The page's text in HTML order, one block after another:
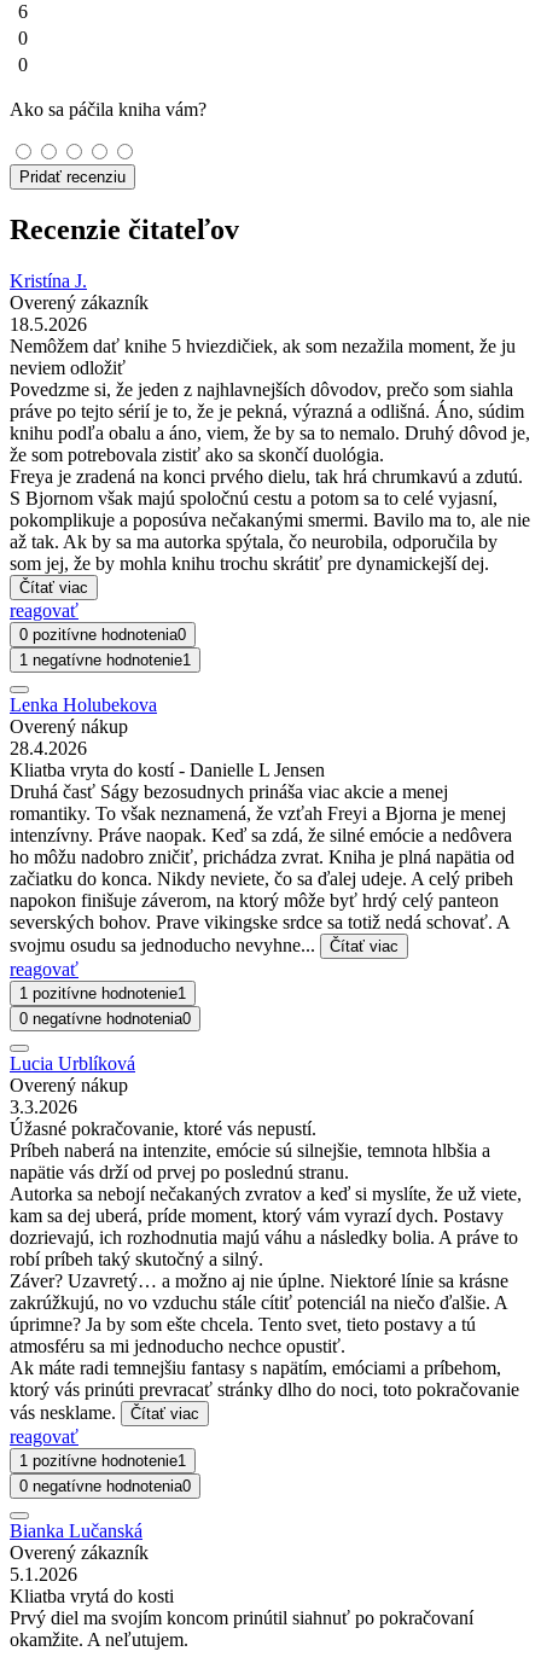
6
0
0
Ako sa páčila kniha vám?
Pridať recenziu
Recenzie čitateľov
Kristína J.
Overený zákazník
18.5.2026
Nemôžem dať knihe 5 hviezdičiek, ak som nezažila moment, že ju
neviem odložiť
Povedzme si, že jeden z najhlavnejších dôvodov, prečo som siahla
práve po tejto sérií je to, že je pekná, výrazná a odlišná. Áno, súdim
knihu podľa obalu a áno, viem, že by sa to nemalo. Druhý dôvod je,
že som potrebovala zistiť ako sa skončí duológia.
Freya je zradená na konci prvého dielu, tak hrá chrumkavú a zdutú.
S Bjornom však majú spoločnú cestu a potom sa to celé vyjasní,
pokomplikuje a poposúva nečakanými smermi. Bavilo ma to, ale nie
až tak. Ak by sa ma autorka spýtala, čo neurobila, odporučila by
som jej, že by mohla knihu trochu skrátiť pre dynamickejší dej.
Čítať viac
reagovať
0 pozitívne hodnotenia0
1 negatívne hodnotenie1
Lenka Holubekova
Overený nákup
28.4.2026
Kliatba vryta do kostí - Danielle L Jensen
Druhá časť Ságy bezosudnych prináša viac akcie a menej
romantiky. To však neznamená, že vzťah Freyi a Bjorna je menej
intenzívny. Práve naopak. Keď sa zdá, že silné emócie a nedôvera
ho môžu nadobro zničiť, prichádza zvrat. Kniha je plná napätia od
začiatku do konca. Nikdy neviete, čo sa ďalej udeje. A celý pribeh
napokon finišuje záverom, na ktorý môže byť hrdý celý panteon
severských bohov. Prave vikingske srdce sa totiž nedá schovať. A
svojmu osudu sa jednoducho nevyhne...
Čítať viac
reagovať
1 pozitívne hodnotenie1
0 negatívne hodnotenia0
Lucia Urblíková
Overený nákup
3.3.2026
Úžasné pokračovanie, ktoré vás nepustí.
Príbeh naberá na intenzite, emócie sú silnejšie, temnota hlbšia a
napätie vás drží od prvej po poslednú stranu.
Autorka sa nebojí nečakaných zvratov a keď si myslíte, že už viete,
kam sa dej uberá, príde moment, ktorý vám vyrazí dych. Postavy
dozrievajú, ich rozhodnutia majú váhu a následky bolia. A práve to
robí príbeh taký skutočný a silný.
Záver? Uzavretý… a možno aj nie úplne. Niektoré línie sa krásne
zakrúžkujú, no vo vzduchu stále cítiť potenciál na niečo ďalšie. A
úprimne? Ja by som ešte chcela. Tento svet, tieto postavy a tú
atmosféru sa mi jednoducho nechce opustiť.
Ak máte radi temnejšiu fantasy s napätím, emóciami a príbehom,
ktorý vás prinúti prevracať stránky dlho do noci, toto pokračovanie
vás nesklame.
Čítať viac
reagovať
1 pozitívne hodnotenie1
0 negatívne hodnotenia0
Bianka Lučanská
Overený zákazník
5.1.2026
Kliatba vrytá do kosti
Prvý diel ma svojím koncom prinútil siahnuť po pokračovaní
okamžite. A neľutujem.